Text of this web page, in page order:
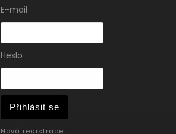
E-mail
Heslo
Přihlásit se
Nová registrace